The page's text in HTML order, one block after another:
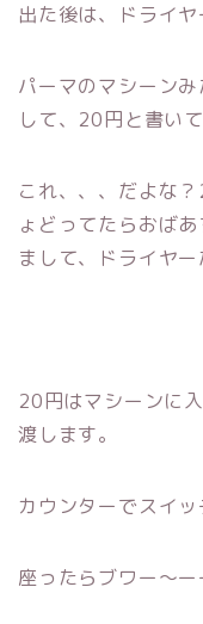
出た後は、ドライ
パーマのマシーン
して、20円と書いて
これ、、、だよな
ょどってたらおば
まして、ドライヤ
20円はマシーンに
渡します。
カウンターでスイッ
座ったらブワー〜ー